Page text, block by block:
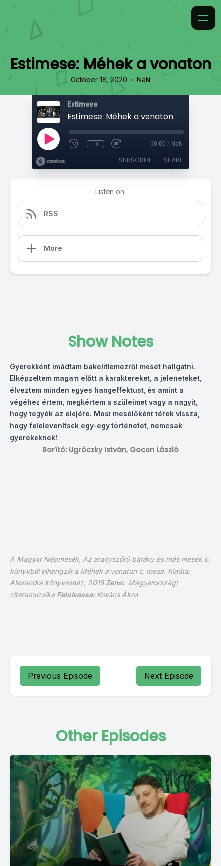
Estimese: Méhek a vonaton
October 18, 2020 • NaN
Estimese
Estimese: Méhek a vonaton
1x 00:00 / NaN
SUBSCRIBE SHARE
Listen on:
RSS
More
Show Notes
Gyerekként imádtam bakelitlemezről mesét hallgatni.
Elképzeltem magam előtt a karaktereket, a jeleneteket,
élveztem minden egyes hangeffektust, és amint a
végéhez értem, megkértem a szüleimet vagy a nagyit,
hogy tegyék az elejére. Most mesélőként térek vissza,
hogy felelevenítsek egy-egy történetet, nemcsak
gyerekeknek!
Borító: Ugróczky István, Gocon László
A Magyar Népmesék, Az aranyszőrű bárány és más mesék c.
könyvből elhangzik a Méhek a vonaton c. mese. Kiadta:
Alexandra könyvesház, 2015 Zene: Magyarországi
citeramuzsika Felolvassa:Kovács Ákos
Previous Episode Next Episode
Other Episodes